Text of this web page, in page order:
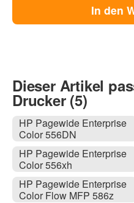
In den
Dieser Artikel
Drucker (5)
HP Pagewide Enterprise
Color 556DN
HP Pagewide Enterprise
Color 556xh
HP Pagewide Enterprise
Color Flow MFP 586z